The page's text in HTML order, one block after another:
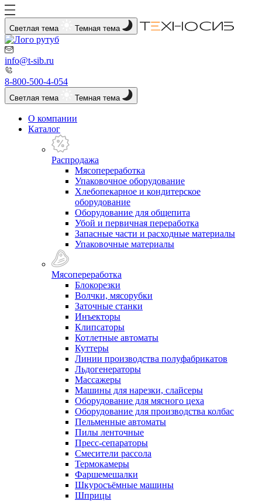
Светлая тема Темная тема
info@t-sib.ru
8-800-500-4-054
Светлая тема Темная тема
О компании
Каталог
Распродажа
Мясопереработка
Упаковочное оборудование
Хлебопекарное и кондитерское
оборудование
Оборудование для общепита
Убой и первичная переработка
Запасные части и расходные материалы
Упаковочные материалы
Мясопереработка
Блокорезки
Волчки, мясорубки
Заточные станки
Инъекторы
Клипсаторы
Котлетные автоматы
Куттеры
Линии производства полуфабрикатов
Льдогенераторы
Массажеры
Машины для нарезки, слайсеры
Оборудование для мясного цеха
Оборудование для производства колбас
Пельменные автоматы
Пилы ленточные
Пресс-сепараторы
Смесители рассола
Термокамеры
Фаршемешалки
Шкуросъёмные машины
Шприцы